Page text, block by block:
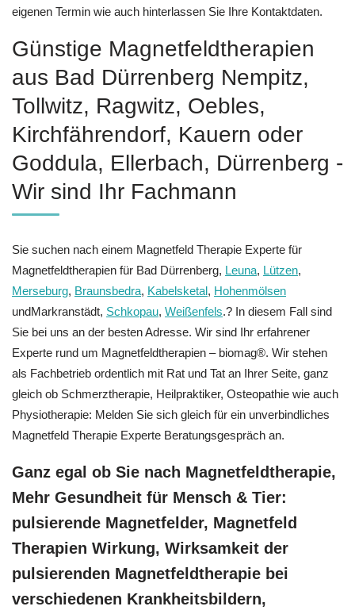
eigenen Termin wie auch hinterlassen Sie Ihre Kontaktdaten.
Günstige Magnetfeldtherapien
aus Bad Dürrenberg Nempitz,
Tollwitz, Ragwitz, Oebles,
Kirchfährendorf, Kauern oder
Goddula, Ellerbach, Dürrenberg -
Wir sind Ihr Fachmann
Sie suchen nach einem Magnetfeld Therapie Experte für
Magnetfeldtherapien für Bad Dürrenberg, Leuna, Lützen,
Merseburg, Braunsbedra, Kabelsketal, Hohenmölsen
undMarkranstädt, Schkopau, Weißenfels.? In diesem Fall sind
Sie bei uns an der besten Adresse. Wir sind Ihr erfahrener
Experte rund um Magnetfeldtherapien – biomag®. Wir stehen
als Fachbetrieb ordentlich mit Rat und Tat an Ihrer Seite, ganz
gleich ob Schmerztherapie, Heilpraktiker, Osteopathie wie auch
Physiotherapie: Melden Sie sich gleich für ein unverbindliches
Magnetfeld Therapie Experte Beratungsgespräch an.
Ganz egal ob Sie nach Magnetfeldtherapie,
Mehr Gesundheit für Mensch & Tier:
pulsierende Magnetfelder, Magnetfeld
Therapien Wirkung, Wirksamkeit der
pulsierenden Magnetfeldtherapie bei
verschiedenen Krankheitsbildern,